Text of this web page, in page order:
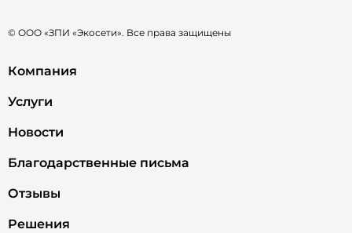
© ООО «ЗПИ «Экосети». Все права защищены
Компания
Услуги
Новости
Благодарственные письма
Отзывы
Решения